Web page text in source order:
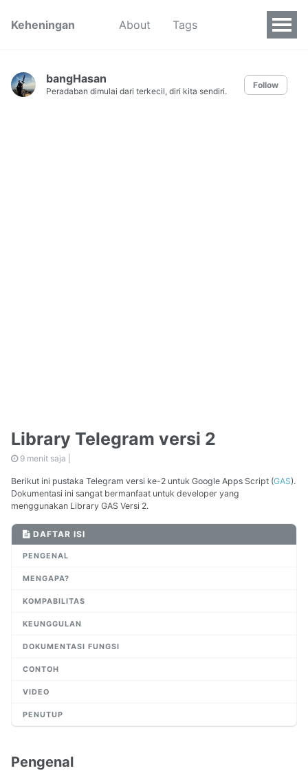
Keheningan About Tags
bangHasan
Peradaban dimulai dari terkecil, diri kita sendiri.
Follow
Library Telegram versi 2
9 menit saja |
Berikut ini pustaka Telegram versi ke-2 untuk Google Apps Script (GAS).
Dokumentasi ini sangat bermanfaat untuk developer yang
menggunakan Library GAS Versi 2.
DAFTAR ISI
PENGENAL
MENGAPA?
KOMPABILITAS
KEUNGGULAN
DOKUMENTASI FUNGSI
CONTOH
VIDEO
PENUTUP
Pengenal